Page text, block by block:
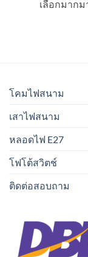
เลือกมากม
โคมไฟสนาม
เสาไฟสนาม
หลอดไฟ E27
โฟโต้สวิตช์
ติดต่อสอบถาม